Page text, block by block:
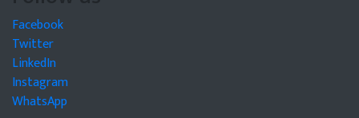
Facebook
Twitter
LinkedIn
Instagram
WhatsApp